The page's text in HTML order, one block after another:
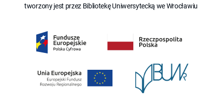
tworzony jest przez Bibliotekę Uniwersytecką we Wrocławiu